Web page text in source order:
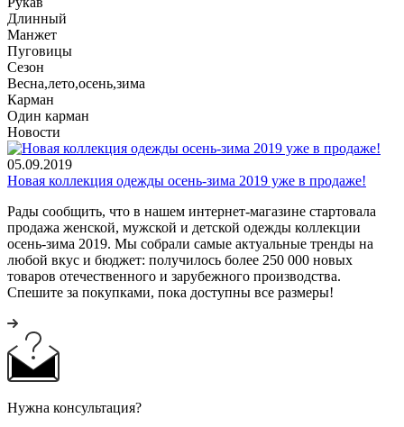
Длинный
Манжет
Пуговицы
Сезон
Весна,лето,осень,зима
Карман
Один карман
Новости
05.09.2019
Новая коллекция одежды осень-зима 2019 уже в продаже!
Рады сообщить, что в нашем интернет-магазине стартовала
продажа женской, мужской и детской одежды коллекции
осень-зима 2019. Мы собрали самые актуальные тренды на
любой вкус и бюджет: получилось более 250 000 новых
товаров отечественного и зарубежного производства.
Спешите за покупками, пока доступны все размеры!
Нужна консультация?